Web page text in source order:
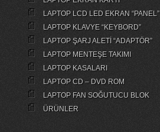
LAPTOP LCD LED EKRAN “PANEL”
LAPTOP KLAVYE “KEYBORD”
LAPTOP ŞARJ ALETİ “ADAPTÖR”
LAPTOP MENTEŞE TAKIMI
LAPTOP KASALARI
LAPTOP CD – DVD ROM
LAPTOP FAN SOĞUTUCU BLOK
ÜRÜNLER